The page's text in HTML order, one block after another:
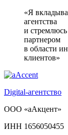
«Я
агентства
и
партнером
в области
клиентов»
Digital-агентство
ООО «аАкцент»
ИНН 1656050455